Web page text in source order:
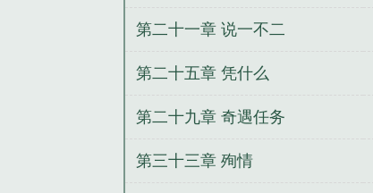
第二十一章 说一不二
第二十五章 凭什么
第二十九章 奇遇任务
第三十三章 殉情